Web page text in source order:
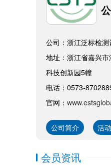
公司：浙江泛标检
地址：浙江省嘉兴
科技创新园5幢
电话：0573-
官网：
公司简介 活
会员资讯